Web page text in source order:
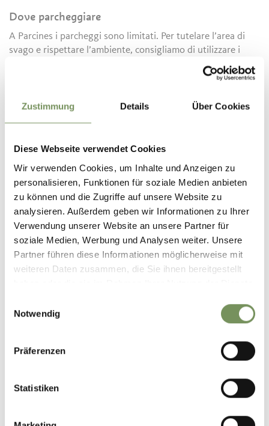
Zustimmung Details Über Cookies
Diese Webseite verwendet Cookies
Wir verwenden Cookies, um Inhalte und Anzeigen zu
personalisieren, Funktionen für soziale Medien anbieten
zu können und die Zugriffe auf unsere Website zu
analysieren. Außerdem geben wir Informationen zu Ihrer
Verwendung unserer Website an unsere Partner für
soziale Medien, Werbung und Analysen weiter. Unsere
Partner führen diese Informationen möglicherweise mit
weiteren Daten zusammen, die Sie ihnen bereitgestellt
Notwendig
Präferenzen
Statistiken
Dove parcheggiare
A Parcines i parcheggi sono limitati. Per tutelare l’area di
svago e rispettare l’ambiente, consigliamo di utilizzare i
Mezzi pubblici
Ricerca orari: https://www.suedtirolmobil.info/it/
Suggerimenti dell'autore
Luoghi di interesse:
-Storici masi Quadrat: maso Unterbrunn, maso Oberbrunn,
maso Niederweg, maso Mitterhof
-Museo K.U.K. Bagni Egart
Informazioni
Stato aperto
Difficoltà media
Punto più alto